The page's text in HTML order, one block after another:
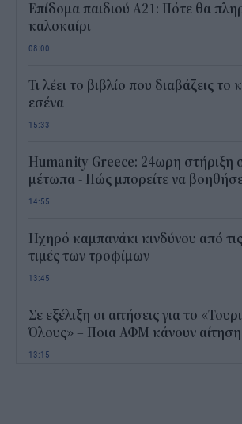
Επίδομα παιδιού Α21: Πότε θα
καλοκαίρι
08:00
Τι λέει το βιβλίο που διαβάζεις το
εσένα
15:33
Humanity Greece: 24ωρη στήριξη
μέτωπα - Πώς μπορείτε να
14:55
Ηχηρό καμπανάκι κινδύνου από τις
τιμές των τροφίμων
13:45
Σε εξέλιξη οι αιτήσεις για το
Όλους» – Ποια ΑΦΜ κάνουν
13:15